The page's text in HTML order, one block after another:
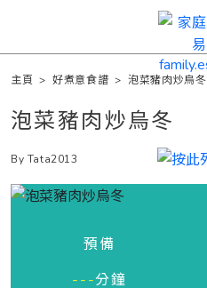
主頁 >好煮意食譜 >泡菜豬肉炒烏冬
泡菜豬肉炒烏冬
By Tata2013
預備
---分鐘